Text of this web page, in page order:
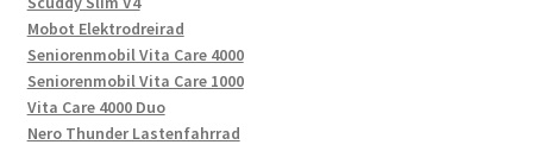
Mobot Elektrodreirad
Seniorenmobil Vita Care 4000
Seniorenmobil Vita Care 1000
Vita Care 4000 Duo
Nero Thunder Lastenfahrrad